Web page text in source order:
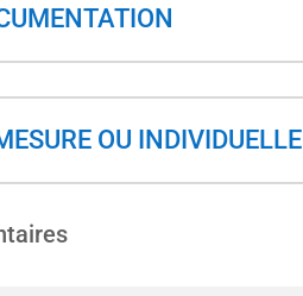
OU INDIVIDUELLE